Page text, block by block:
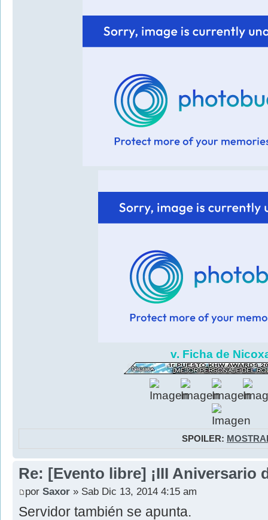
v. Ficha de
SPOILER:
Re: [Evento libre] ¡III Aniversario
por Saxor » Sab Dic 13, 2014 4:15 am
Servidor también se apunta.